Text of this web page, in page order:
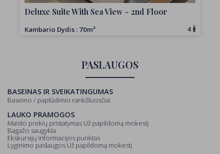
Deluxe Suite With Sea View - 2nd Floor
Kambario Dydis : 70m² 4
PASLAUGOS
BASEINAS IR SVEIKATINGUMAS
Baseino / paplūdimio rankšluosčiai
LAUKO PRAMOGOS
Maisto prekių pristatymas Už papildomą mokestį
Bagažo saugykla
Ekskursijų informacijos punktas
Lyginimo paslaugos Už papildomą mokestį